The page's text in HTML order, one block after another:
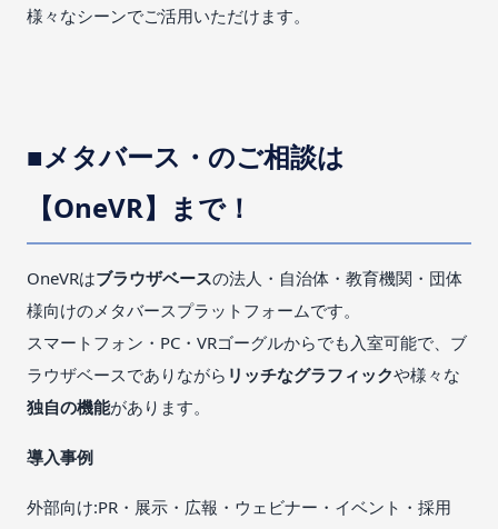
様々なシーンでご活用いただけます。
■メタバース・のご相談は
【OneVR】まで！
OneVRはブラウザベースの法人・自治体・教育機関・団体
様向けのメタバースプラットフォームです。
スマートフォン・PC・VRゴーグルからでも入室可能で、ブ
ラウザベースでありながら リッチなグラフィックや様々な
独自の機能があります。
導入事例
外部向け:PR・展示・広報・ウェビナー・イベント・採用